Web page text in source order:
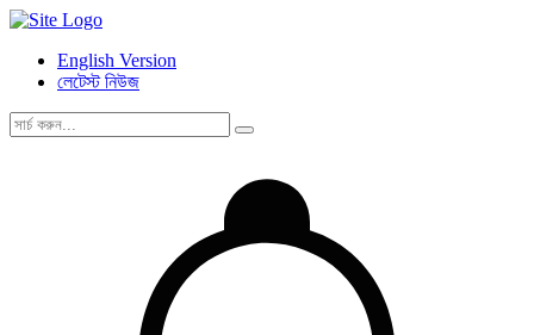
English Version
লেটেস্ট নিউজ